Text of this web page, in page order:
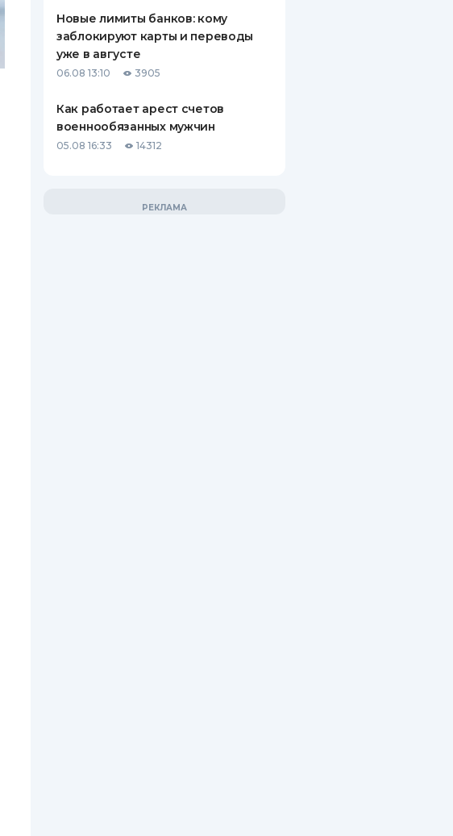
Новые лимиты банков: кому
заблокируют карты и переводы
уже в августе
06.08 13:10 3905
Как работает арест счетов
военнообязанных мужчин
05.08 16:33 14312